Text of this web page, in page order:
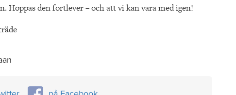
den fortlever – och att vi kan vara med igen!